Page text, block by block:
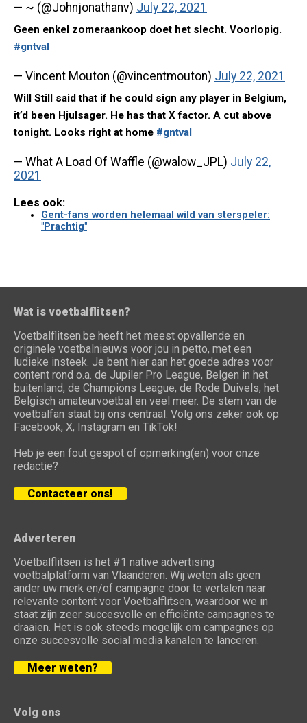
— ~ (@Johnjonathanv) July 22, 2021
Geen enkel zomeraankoop doet het slecht. Voorlopig.
#gntval
— Vincent Mouton (@vincentmouton) July 22, 2021
Will Still said that if he could sign any player in Belgium,
it’d been Hjulsager. He has that X factor. A cut above
tonight. Looks right at home #gntval
— What A Load Of Waffle (@walow_JPL) July 22,
2021
Lees ook:
Gent-fans worden helemaal wild van sterspeler:
"Prachtig"
Wat is voetbalflitsen?
Voetbalflitsen.be heeft het meest opvallende en
originele voetbalnieuws voor jou in petto, met een
ludieke insteek. Je bent hier aan het goede adres voor
content rond o.a. de Jupiler Pro League, Belgen in het
buitenland, de Champions League, de Rode Duivels, het
Belgisch amateurvoetbal en veel meer. De stem van de
voetbalfan staat bij ons centraal. Volg ons zeker ook op
Facebook, X, Instagram en TikTok!
Heb je een fout gespot of opmerking(en) voor onze
redactie?
Contacteer ons!
Adverteren
Voetbalflitsen is het #1 native advertising
voetbalplatform van Vlaanderen. Wij weten als geen
ander uw merk en/of campagne door te vertalen naar
relevante content voor Voetbalflitsen, waardoor we in
staat zijn zeer succesvolle en efficiënte campagnes te
draaien. Het is ook steeds mogelijk om campagnes op
onze succesvolle social media kanalen te lanceren.
Meer weten?
Volg ons